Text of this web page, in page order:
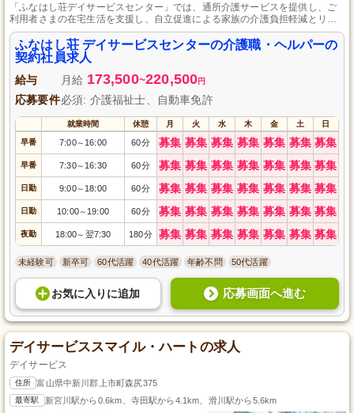
「ふなはし荘デイサービスセンター」では、通所介護サービスを提供し、ご
利用者さまの在宅生活を支援し、自立促進による家族の介護負担軽減とリフ
レッシュを図ります。
ふなはし荘 デイサービスセンターの介護職・ヘルパーの
契約社員求人
給与 月給 173,500~220,500円
応募要件必須: 介護福祉士、自動車免許
就業時間 休憩 月 火 水 木 金 土 日
早番 7:00～ 16:00 60分 募集 募集 募集 募集 募集 募集 募集
早番 7:30～ 16:30 60分 募集 募集 募集 募集 募集 募集 募集
日勤 9:00～ 18:00 60分 募集 募集 募集 募集 募集 募集 募集
日勤 10:00～ 19:00 60分 募集 募集 募集 募集 募集 募集 募集
夜勤 18:00～ 翌7:30 180分 募集 募集 募集 募集 募集 募集 募集
未経験可 新卒可 60代活躍 40代活躍 年齢不問 50代活躍
お気に入り に追加 応募画面へ進む
デイサービススマイル・ハートの求人
デイサービス
住所 富山県中新川郡上市町森尻375
最寄駅 新宮川駅から0.6km、寺田駅から4.1km、滑川駅から5.6km